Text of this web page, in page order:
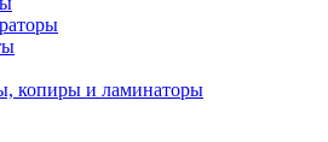
копиры и ламинаторы